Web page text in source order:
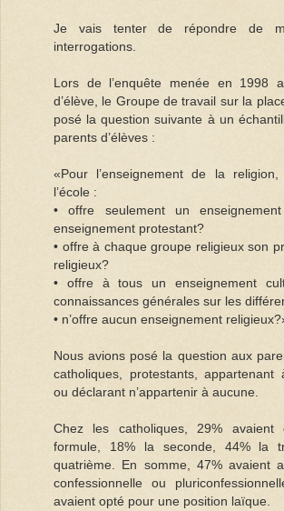
Je vais tenter de répondre de
interrogations.
Lors de l’enquête menée en 1998
d’élève, le Groupe de travail sur la
posé la question suivante à un
parents d’élèves :
«Pour l’enseignement de la
l’école :
• offre seulement un
enseignement protestant?
• offre à chaque groupe religieux son
religieux?
• offre à tous un enseignement
connaissances générales sur les
• n’offre aucun enseignement
Nous avions posé la question aux
catholiques, protestants, appartenant
ou déclarant n’appartenir à aucune.
Chez les catholiques, 29% avaient
formule, 18% la seconde, 44% la
quatrième. En somme, 47% avaient
confessionnelle ou
avaient opté pour une position laïque.